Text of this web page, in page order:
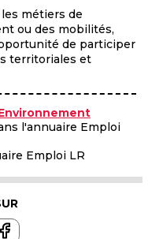
métiers de
ou des mobilités,
de participer
territoriales et
l'annuaire Emploi
Emploi LR